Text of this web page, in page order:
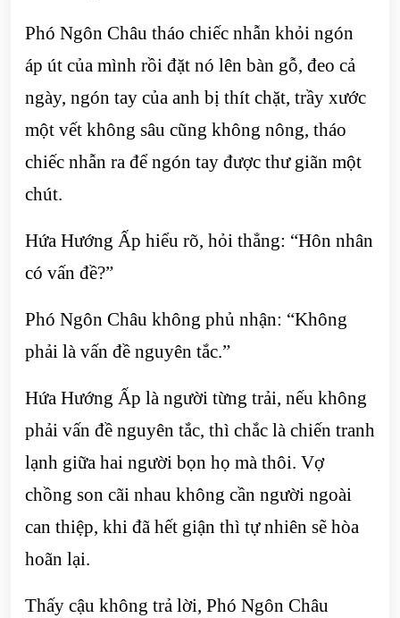
Phó Ngôn Châu tháo chiếc nhẫn khỏi ngón
áp út của mình rồi đặt nó lên bàn gỗ, đeo cả
ngày, ngón tay của anh bị thít chặt, trầy xước
một vết không sâu cũng không nông, tháo
chiếc nhẫn ra để ngón tay được thư giãn một
chút.
Hứa Hướng Ấp hiểu rõ, hỏi thẳng: “Hôn nhân
có vấn đề?”
Phó Ngôn Châu không phủ nhận: “Không
phải là vấn đề nguyên tắc.”
Hứa Hướng Ấp là người từng trải, nếu không
phải vấn đề nguyên tắc, thì chắc là chiến tranh
lạnh giữa hai người bọn họ mà thôi. Vợ
chồng son cãi nhau không cần người ngoài
can thiệp, khi đã hết giận thì tự nhiên sẽ hòa
hoãn lại.
Thấy cậu không trả lời, Phó Ngôn Châu